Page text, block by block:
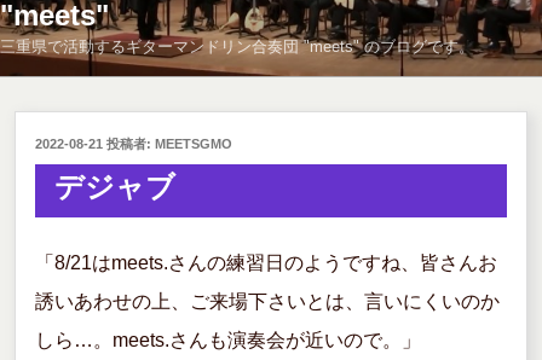
ス
キ
ッ
プ
"meets"
三重県で活動するギターマンドリン合奏団 "meets" のブログです。
投
2022-08-21 投稿者: MEETSGMO
デジャブ
「8/21はmeets.さんの練習日のようですね、皆さんお
誘いあわせの上、ご来場下さいとは、言いにくいのか
しら…。meets.さんも演奏会が近いので。」